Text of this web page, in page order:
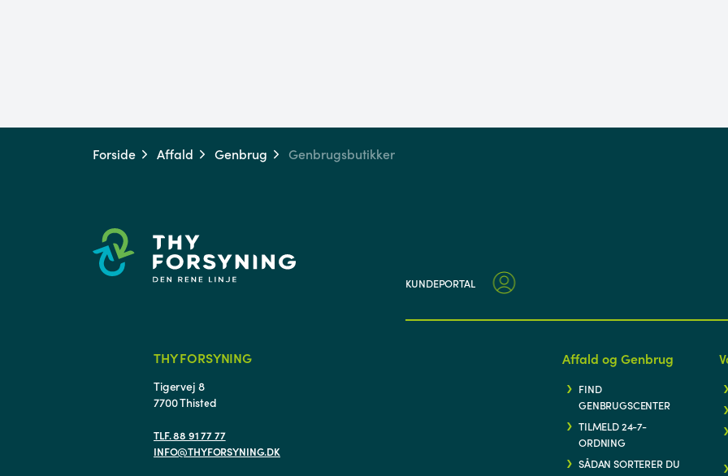
Forside Affald Genbrug Genbrugsbutikker
KUNDEPORTAL
THY FORSYNING
Tigervej 8
7700 Thisted
TLF. 88 91 77 77
INFO@THYFORSYNING.DK
Affald og Genbrug
FIND
GENBRUGSCENTER
TILMELD 24-7-
ORDNING
SÅDAN SORTERER DU